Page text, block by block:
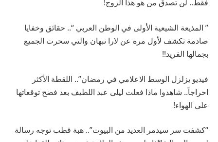
فقط.. لن تصدق من هو هذا الزوج!
” المذيعة الشيعية الأولى في الوطن العربي “.. حقائق وخفايا
صادمة تكشف لأول مرة عن لارا نبهان والتي سحرت الجميع
بجمالها الفريد!!
فيديو يزلزل الوسط الاعلامي في رمضان”.. اللقطة الأكثر
احراجاً.. شاهدوا ماذا فعلت ليلى عبد اللطيف بعد فضح توقعاتها
على الهواء!
“كشفت سر سيدمر العديد من البيوت”.. هبة قطب توجه رسالة